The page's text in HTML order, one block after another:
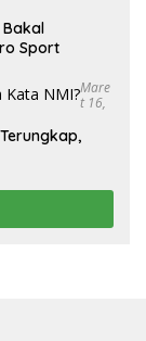
Bakal
Sport
Mare
T 16,